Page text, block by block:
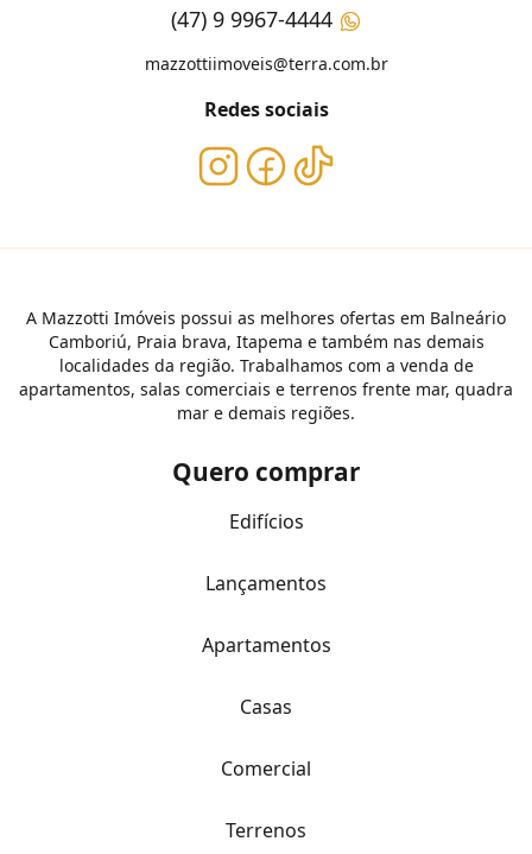
(47) 9 9967-4444
mazzottiimoveis@terra.com.br
Redes sociais
A Mazzotti Imóveis possui as melhores ofertas em Balneário
Camboriú, Praia brava, Itapema e também nas demais
localidades da região. Trabalhamos com a venda de
apartamentos, salas comerciais e terrenos frente mar, quadra
mar e demais regiões.
Quero comprar
Edifícios
Lançamentos
Apartamentos
Casas
Comercial
Terrenos